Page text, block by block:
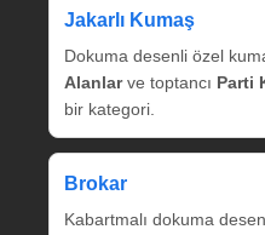
Jakarlı Kumaş
Dokuma desenli özel
Alanlarve toptancı Parti
bir kategori.
Brokar
Kabartmalı dokuma